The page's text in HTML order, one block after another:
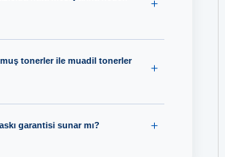
tonerler ile muadil tonerler
garantisi sunar mı?